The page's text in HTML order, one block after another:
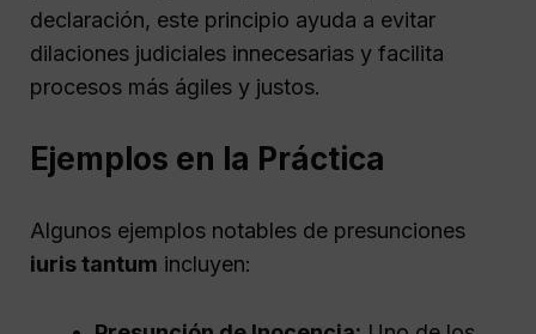
declaración, este principio ayuda a evitar
dilaciones judiciales innecesarias y facilita
procesos más ágiles y justos.
Ejemplos en la Práctica
Algunos ejemplos notables de presunciones
iuris tantum incluyen: